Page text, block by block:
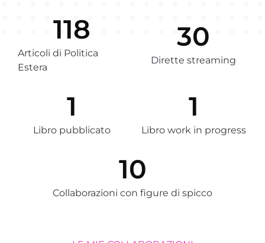
Articoli di Politica
Estera
118
Dirette streaming
30
Libro pubblicato
1
Libro work in progress
1
Collaborazioni con figure di spicco
10